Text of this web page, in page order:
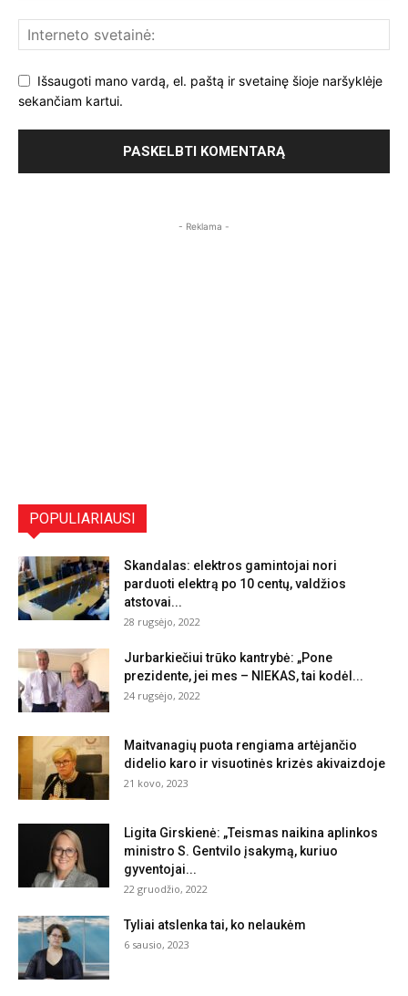
Išsaugoti mano vardą, el. paštą ir svetainę šioje naršyklėje
sekančiam kartui.
- Reklama -
POPULIARIAUSI
Skandalas: elektros gamintojai nori
parduoti elektrą po 10 centų, valdžios
atstovai...
28 rugsėjo, 2022
Jurbarkiečiui trūko kantrybė: „Pone
prezidente, jei mes – NIEKAS, tai kodėl...
24 rugsėjo, 2022
Maitvanagių puota rengiama artėjančio
didelio karo ir visuotinės krizės akivaizdoje
21 kovo, 2023
Ligita Girskienė: „Teismas naikina aplinkos
ministro S. Gentvilo įsakymą, kuriuo
gyventojai...
22 gruodžio, 2022
Tyliai atslenka tai, ko nelaukėm
6 sausio, 2023